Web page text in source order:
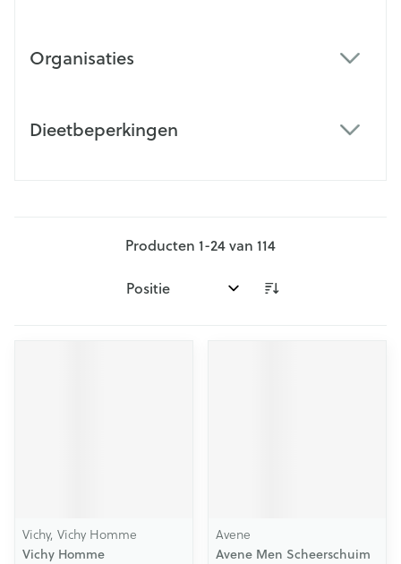
Organisaties
Dieetbeperkingen
Producten 1-24van 114
Sorteer op:
Vichy, Vichy Homme
Vichy Homme
Avene
Avene Men Scheerschuim